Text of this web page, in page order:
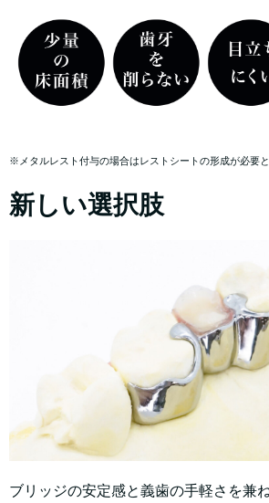
※メタルレスト付与の場合はレストシートの形成が必要と
新しい選択肢
ブリッジの安定感と義歯の手軽さを兼